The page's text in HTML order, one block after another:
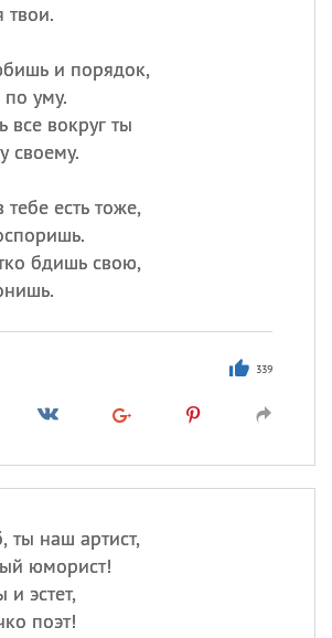
твои.
и порядок,
уму.
все вокруг ты
своему.
есть тоже,
бдишь свою,
339
ты наш артист,
юморист!
и эстет,
поэт!